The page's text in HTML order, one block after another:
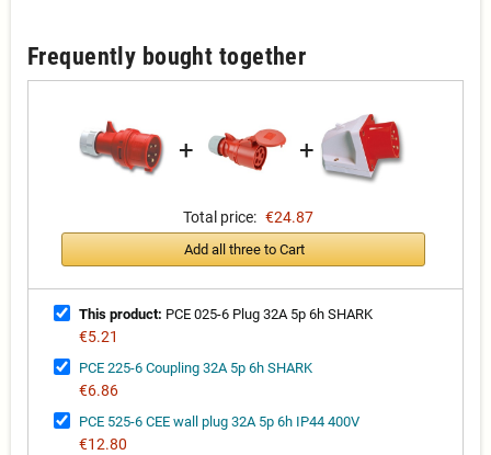
Frequently bought together
+ +
Total price: €24.87
Add all three to Cart
This product: PCE 025-6 Plug 32A 5p 6h SHARK
€5.21
PCE 225-6 Coupling 32A 5p 6h SHARK
€6.86
PCE 525-6 CEE wall plug 32A 5p 6h IP44 400V
€12.80